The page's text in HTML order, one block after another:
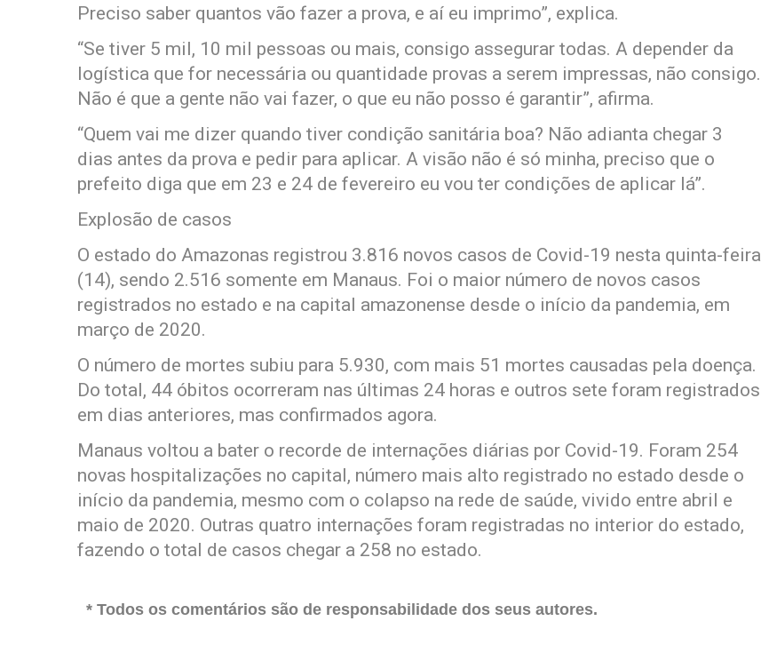
Preciso saber quantos vão fazer a prova, e aí eu imprimo”, explica.
“Se tiver 5 mil, 10 mil pessoas ou mais, consigo assegurar todas. A depender da
logística que for necessária ou quantidade provas a serem impressas, não consigo.
Não é que a gente não vai fazer, o que eu não posso é garantir”, afirma.
“Quem vai me dizer quando tiver condição sanitária boa? Não adianta chegar 3
dias antes da prova e pedir para aplicar. A visão não é só minha, preciso que o
prefeito diga que em 23 e 24 de fevereiro eu vou ter condições de aplicar lá”.
Explosão de casos
O estado do Amazonas registrou 3.816 novos casos de Covid-19 nesta quinta-feira
(14), sendo 2.516 somente em Manaus. Foi o maior número de novos casos
registrados no estado e na capital amazonense desde o início da pandemia, em
março de 2020.
O número de mortes subiu para 5.930, com mais 51 mortes causadas pela doença.
Do total, 44 óbitos ocorreram nas últimas 24 horas e outros sete foram registrados
em dias anteriores, mas confirmados agora.
Manaus voltou a bater o recorde de internações diárias por Covid-19. Foram 254
novas hospitalizações no capital, número mais alto registrado no estado desde o
início da pandemia, mesmo com o colapso na rede de saúde, vivido entre abril e
maio de 2020. Outras quatro internações foram registradas no interior do estado,
fazendo o total de casos chegar a 258 no estado.
* Todos os comentários são de responsabilidade dos seus autores.